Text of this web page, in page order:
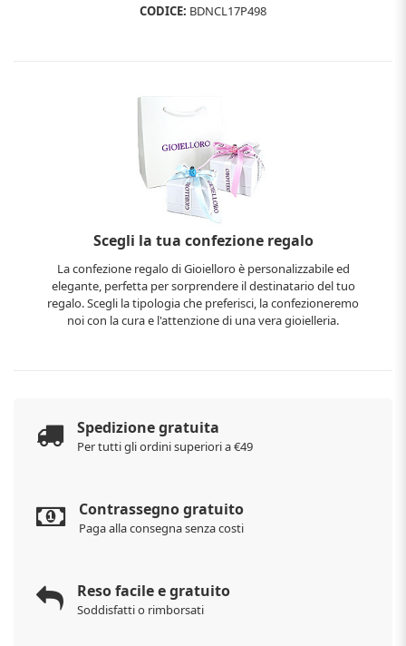
CODICE: BDNCL17P498
Scegli la tua confezione regalo
La confezione regalo di Gioielloro è personalizzabile ed
elegante, perfetta per sorprendere il destinatario del tuo
regalo. Scegli la tipologia che preferisci, la confezioneremo
noi con la cura e l'attenzione di una vera gioielleria.
Spedizione gratuita
Per tutti gli ordini superiori a €49
Contrassegno gratuito
Paga alla consegna senza costi
Reso facile e gratuito
Soddisfatti o rimborsati